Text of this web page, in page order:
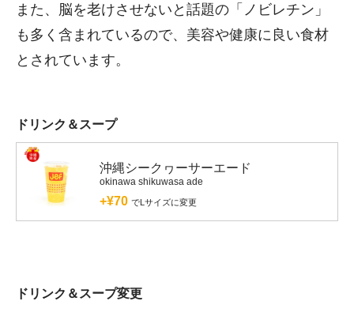
また、脳を老けさせないと話題の「ノビレチン」
も多く含まれているので、美容や健康に良い食材
とされています。
ドリンク＆スープ
沖縄シークヮーサーエード
okinawa shikuwasa ade
+¥70 でLサイズに変更
ドリンク＆スープ変更